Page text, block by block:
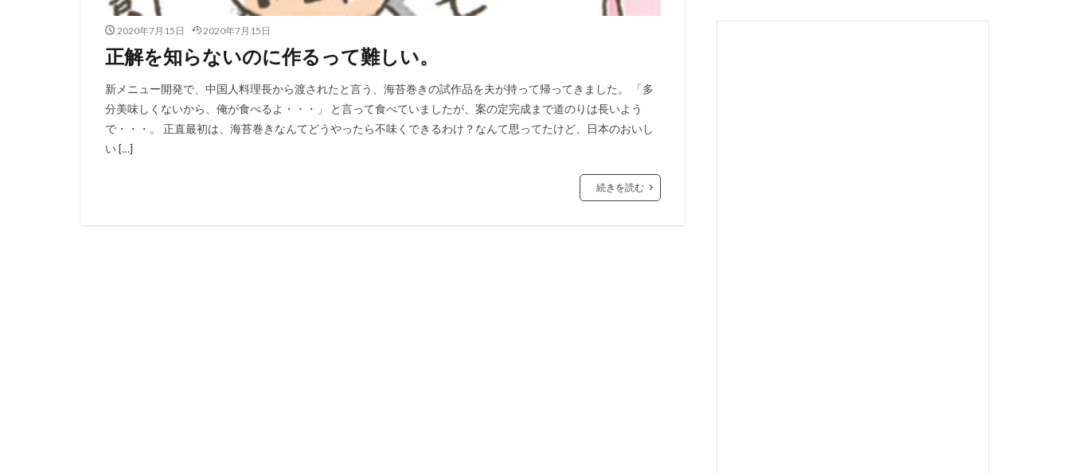
2020年7月15日 2020年7月15日
正解を知らないのに作るって難しい。
新メニュー開発で、中国人料理長から渡されたと言う、海苔巻きの試作品を夫が持って帰ってきました。 「多
分美味しくないから、俺が食べるよ・・・」 と言って食べていましたが、案の定完成まで道のりは長いよう
で・・・。 正直最初は、海苔巻きなんてどうやったら不味くできるわけ？なんて思ってたけど、日本のおいし
い […]
続きを読む